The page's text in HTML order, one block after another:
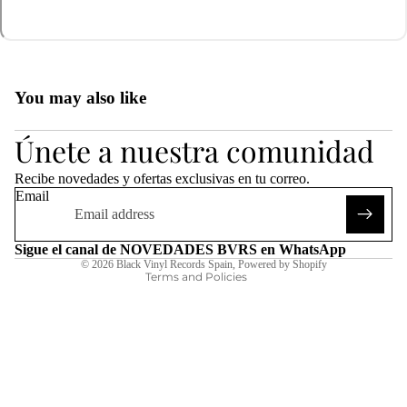
You may also like
Únete a nuestra comunidad
Recibe novedades y ofertas exclusivas en tu correo.
Email
Sigue el canal de NOVEDADES BVRS en WhatsApp
© 2026 Black Vinyl Records Spain, Powered by Shopify
Terms and Policies
Legal notice
Contact information